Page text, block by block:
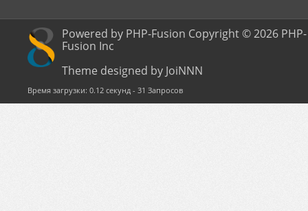
Powered by PHP-Fusion Copyright © 2026 PHP-
Fusion Inc
Theme designed by JoiNNN
Время загрузки: 0.12 секунд - 31 Запросов